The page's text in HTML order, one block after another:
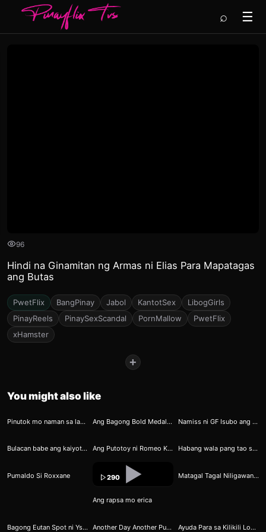
☰
⌕
96
Hindi na Ginamitan ng Armas ni Elias Para Mapatagas
ang Butas
PwetFlix BangPinay Jabol KantotSex
LibogGirls
PinayReels
PinaySexScandal PornMallow
PwetFlix
xHamster
+
You might also like
28
Pinutok mo naman sa labas babe Ang Bagong Bold Medalist 2 Namiss ni GF Isubo ang Kabutete
121
Bulacan babe ang kaiyotan
229
Ang Putotoy ni Romeo Kahit Maliit Nasarapan Naman si Kesha
222
Habang wala pang tao sa bahay kinantot ko ang aming magandang kasambahay
275
Pumaldo Si Roxxane ▶
290
Ang rapsa mo erica
374
Matagal Tagal Niligawan Kaya Pinagbigyan na ni Joan
Bagong Eutan Spot ni Ysabelle
462
Another Day Another Puday Nanaman Ang Hahapdi Ayuda Para sa Kilikili Lovers 3